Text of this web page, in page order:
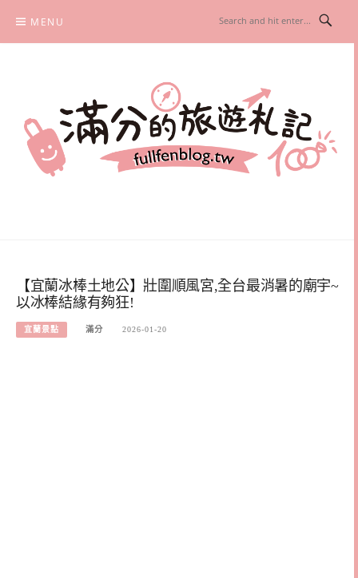
content
MENU
【宜蘭冰棒土地公】壯圍順風宮,全台最消暑的廟宇~
以冰棒結緣有夠狂!
宜蘭景點 滿分 2026-01-20